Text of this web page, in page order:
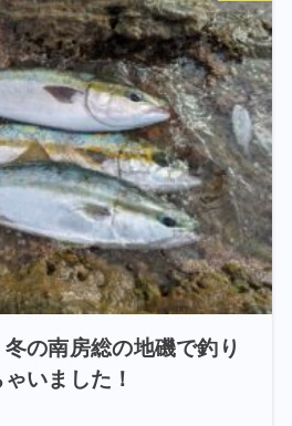
冬の南房総の地磯で釣り
いました！